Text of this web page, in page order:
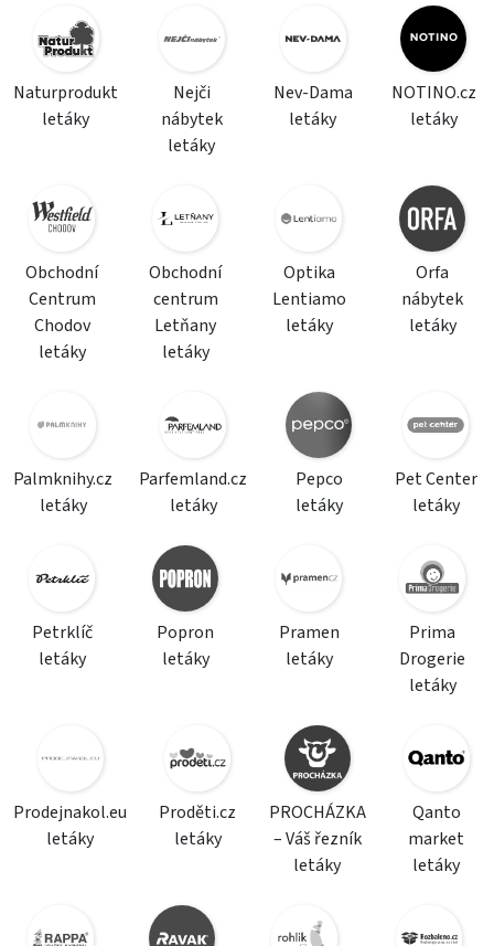
Naturprodukt
letáky
Nejči
nábytek
letáky
Nev-Dama
letáky
NOTINO.cz
letáky
Obchodní
Centrum
Chodov
letáky
Obchodní
centrum
Letňany
letáky
Optika
Lentiamo
letáky
Orfa
nábytek
letáky
Palmknihy.cz
letáky
Parfemland.cz
letáky
Pepco
letáky
Pet Center
letáky
Petrklíč
letáky
Popron
letáky
Pramen
letáky
Prima
Drogerie
letáky
Prodejnakol.eu
letáky
Proděti.cz
letáky
PROCHÁZKA
– Váš řezník
letáky
Qanto
market
letáky